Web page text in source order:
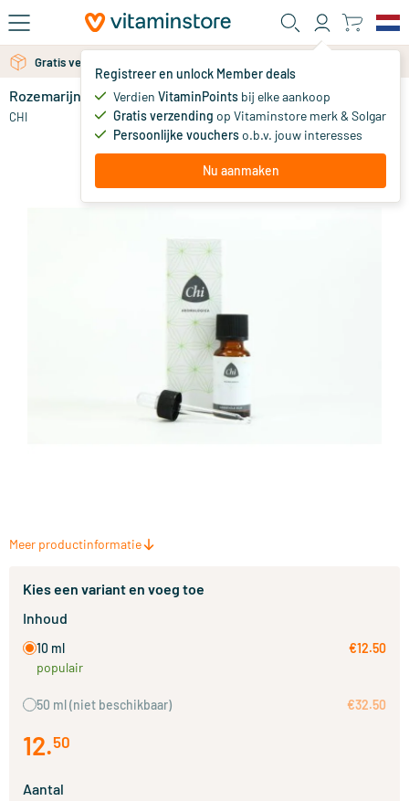
Ga naar de hoofdinhoud
Registreer en unlock Member deals
Verdien VitaminPoints bij elke aankoop
Gratis verzending op Vitaminstore merk & Solgar
Persoonlijke voucherso.b.v. jouw interesses
Nu aanmaken
Gratis verzending vanaf 25 euro
Gratis persoonlijk advies via chat of email
Rozemarijn Spaanse wild
CHI vanaf 12.
Meer productinformatie
Kies een variant en voeg toe
Inhoud
10 ml
populair
€12.50
50 ml(niet beschikbaar) €32.50
12.50
Aantal